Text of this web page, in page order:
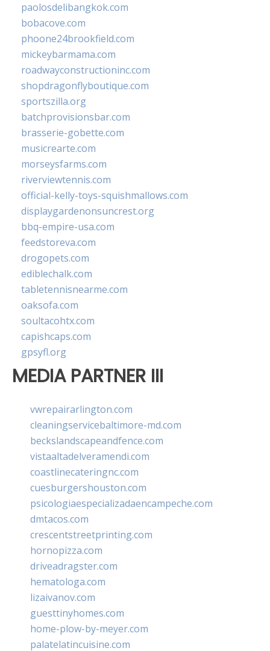
paolosdelibangkok.com
bobacove.com
phoone24brookfield.com
mickeybarmama.com
roadwayconstructioninc.com
shopdragonflyboutique.com
sportszilla.org
batchprovisionsbar.com
brasserie-gobette.com
musicrearte.com
morseysfarms.com
riverviewtennis.com
official-kelly-toys-squishmallows.com
displaygardenonsuncrest.org
bbq-empire-usa.com
feedstoreva.com
drogopets.com
ediblechalk.com
tabletennisnearme.com
oaksofa.com
soultacohtx.com
capishcaps.com
gpsyfl.org
MEDIA PARTNER III
vwrepairarlington.com
cleaningservicebaltimore-md.com
beckslandscapeandfence.com
vistaaltadelveramendi.com
coastlinecateringnc.com
cuesburgershouston.com
psicologiaespecializadaencampeche.com
dmtacos.com
crescentstreetprinting.com
hornopizza.com
driveadragster.com
hematologa.com
lizaivanov.com
guesttinyhomes.com
home-plow-by-meyer.com
palatelatincuisine.com